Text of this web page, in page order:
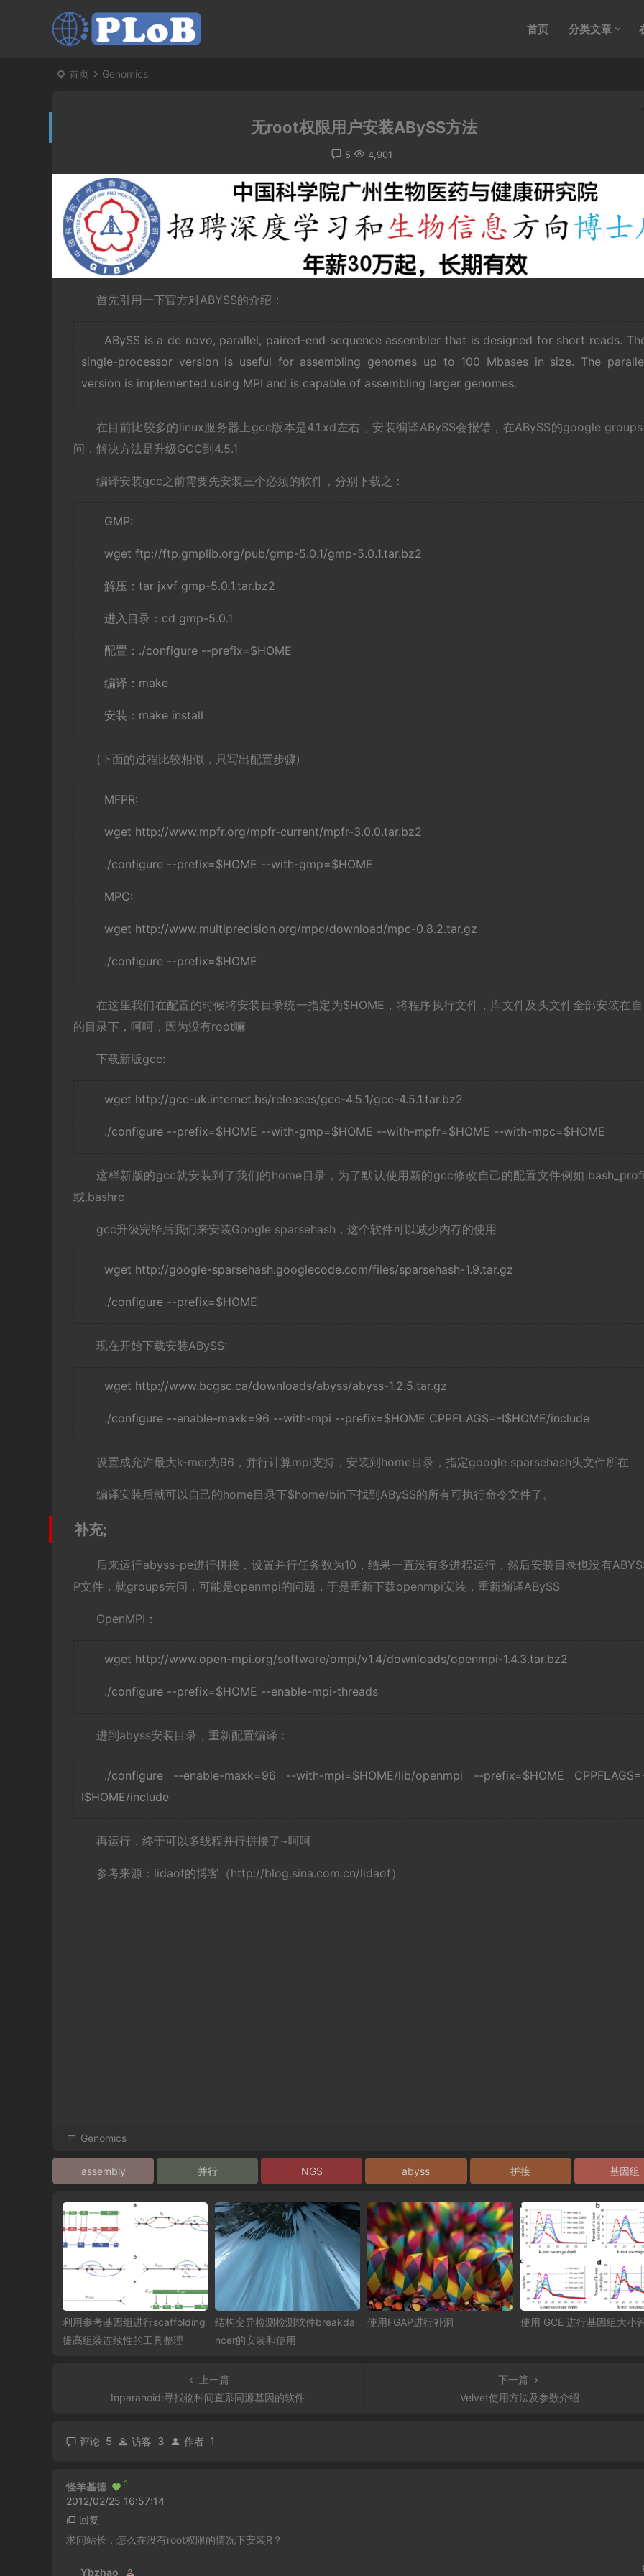
首页 分类文章
首页 Genomics
无root权限用户安装ABySS方法
5 4,901
首先引用一下官方对ABYSS的介绍：
ABySS is a de novo, parallel, paired-end sequence assembler that is designed for short reads.
single-processor version is useful for assembling genomes up to 100 Mbases in size. The
version is implemented using MPI and is capable of assembling larger genomes.
在目前比较多的linux服务器上gcc版本是4.1.xd左右，安装编译ABySS会报错，在ABySS的google
问，解决方法是升级GCC到4.5.1
编译安装gcc之前需要先安装三个必须的软件，分别下载之：
GMP:
wget ftp://ftp.gmplib.org/pub/gmp-5.0.1/gmp-5.0.1.tar.bz2
解压：tar jxvf gmp-5.0.1.tar.bz2
进入目录：cd gmp-5.0.1
配置：./configure --prefix=$HOME
编译：make
安装：make install
(下面的过程比较相似，只写出配置步骤)
MFPR:
wget http://www.mpfr.org/mpfr-current/mpfr-3.0.0.tar.bz2
./configure --prefix=$HOME --with-gmp=$HOME
MPC:
wget http://www.multiprecision.org/mpc/download/mpc-0.8.2.tar.gz
./configure --prefix=$HOME
在这里我们在配置的时候将安装目录统一指定为$HOME，将程序执行文件，库文件及头文件全部安装在
的目录下，呵呵，因为没有root嘛
下载新版gcc:
wget http://gcc-uk.internet.bs/releases/gcc-4.5.1/gcc-4.5.1.tar.bz2
./configure --prefix=$HOME --with-gmp=$HOME --with-mpfr=$HOME --with-mpc=$HOME
这样新版的gcc就安装到了我们的home目录，为了默认使用新的gcc修改自己的配置文件例如
或.bashrc
gcc升级完毕后我们来安装Google sparsehash，这个软件可以减少内存的使用
wget http://google-sparsehash.googlecode.com/files/sparsehash-1.9.tar.gz
./configure --prefix=$HOME
现在开始下载安装ABySS:
wget http://www.bcgsc.ca/downloads/abyss/abyss-1.2.5.tar.gz
./configure --enable-maxk=96 --with-mpi --prefix=$HOME CPPFLAGS=-I$HOME/include
设置成允许最大k-mer为96，并行计算mpi支持，安装到home目录，指定google sparsehash头文件所在
编译安装后就可以自己的home目录下$home/bin下找到ABySS的所有可执行命令文件了。
补充;
后来运行abyss-pe进行拼接，设置并行任务数为10，结果一直没有多进程运行，然后安装目录也没有
P文件，就groups去问，可能是openmpi的问题，于是重新下载openmpi安装，重新编译ABySS
OpenMPI：
wget http://www.open-mpi.org/software/ompi/v1.4/downloads/openmpi-1.4.3.tar.bz2
./configure --prefix=$HOME --enable-mpi-threads
进到abyss安装目录，重新配置编译：
./configure --enable-maxk=96 --with-mpi=$HOME/lib/openmpi --prefix=$HOME
I$HOME/include
再运行，终于可以多线程并行拼接了~呵呵
参考来源：lidaof的博客（http://blog.sina.com.cn/lidaof）
Genomics
assembly 并行 NGS abyss 拼接 基因组
利用参考基因组进行scaffolding
提高组装连续性的工具整理
结构变异检测检测软件breakda
ncer的安装和使用
使用FGAP进行补洞 使用 GCE 进行基因组大小
上一篇
Inparanoid:寻找物种间直系同源基因的软件
下一篇
Velvet使用方法及参数介绍
评论 5 访客 3 作者 1
怪羊基德 3
2012/02/25 16:57:14
回复
求问站长，怎么在没有root权限的情况下安装R？
Ybzhao